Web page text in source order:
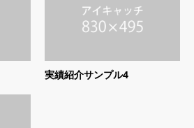
実績紹介サンプル4